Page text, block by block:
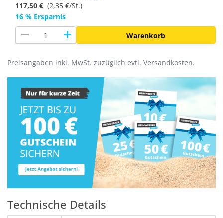
117,50 € (2,35 €/St.)
16 % Ersparnis
remove add Warenkorb
Preisangaben inkl. MwSt. zuzüglich evtl. Versandkosten.
Technische Details